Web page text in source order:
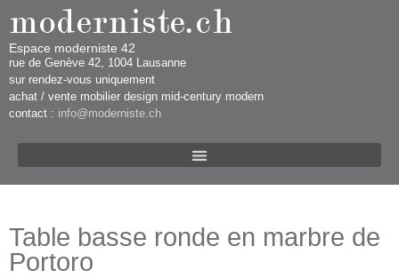
Espace moderniste 42
rue d​​​​e Genève 42, 1004 Lausanne​​
sur rendez-vous uniquement ​​​
​achat / vente mobilier design mid-century modern
contact : info@moderniste.ch
Table basse ronde en marbre de
Portoro